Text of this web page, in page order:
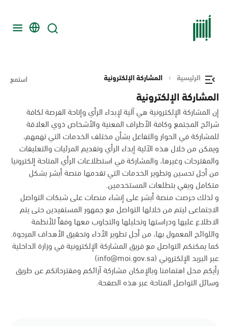
الرئيسية المشاركة الإلكترونية استمع
المشاركة الإلكترونية
إن المشاركة الإلكترونية هي آلية لإبداء الرأي وإتاحة الفرصة لكافة
شرائح المجتمع وكافة الأطراف المعنية والأشخاص ذوي العلاقة
للمشاركة في الحوار والتفاعل بشأن مختلف الخدمات التي تهمهم،
ويمكن من خلال هذه الآلية إبداء الرأي وتقديم المرئيات والتعليقات
والمقترحات وغيرها، والمشاركة في استطلاعات الرأي المتاحة إلكترونيا
من أجل تحسين وتطوير الخدمات التي تقدمها منصة أبشر بشكل
متكامل ويفي بتطلعات المستخدمين.
و لذلك حرصت منصة أبشر على إنشاء منصات على شبكات التواصل
الاجتماعى ليتم من خلالها التواصل مع جمهور المستفيدين حتى يتم
الاطلاع عليها ودراستها وتحليلها والتجاوب معها وفقاً للأنظمة
واللوائح المعمول بها، من أجل تطوير الأداء وتحقيق الأهداف المرجوة.
كما يمكنكم التواصل مع فريق المشاركة الإلكترونية في وزارة الداخلية
عبر البريد الإلكتروني (info@moi.gov.sa)
رأيكم محل اهتمامنا وبالإمكان مشاركة آرائكم ومقترحاتكم عن طريق
وسائل التواصل المتاحة عبر هذه الصفحة.